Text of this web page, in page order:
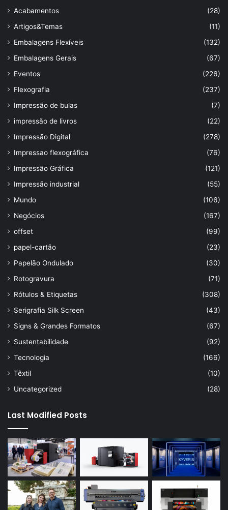
Acabamentos
(28)
Artigos&Temas
(11)
Embalagens Flexíveis
(132)
Embalagens Gerais
(67)
Eventos
(226)
Flexografia
(237)
Impressão de bulas
(7)
impressão de livros
(22)
Impressão Digital
(278)
Impressao flexográfica
(76)
Impressão Gráfica
(121)
Impressão industrial
(55)
Mundo
(106)
Negócios
(167)
offset
(99)
papel-cartão
(23)
Papelão Ondulado
(30)
Rotogravura
(71)
Rótulos & Etiquetas
(308)
Serigrafia Silk Screen
(43)
Signs & Grandes Formatos
(67)
Sustentabilidade
(92)
Tecnologia
(166)
Têxtil
(10)
Uncategorized
(28)
Last Modified Posts